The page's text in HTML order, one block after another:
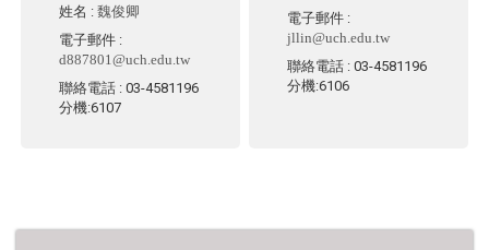
姓名 :魏俊卿
電子郵件 :
d887801@uch.edu.tw
聯絡電話 : 03-4581196
分機:6107
電子郵件 :
jllin@uch.edu.tw
聯絡電話 : 03-4581196
分機:6106